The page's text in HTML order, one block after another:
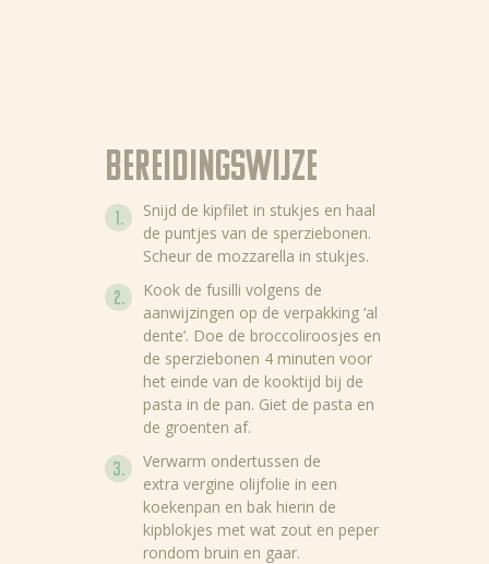
Bereidingswijze
Snijd de kipfilet in stukjes en haal
de puntjes van de sperziebonen.
Scheur de mozzarella in stukjes.
Kook de fusilli volgens de
aanwijzingen op de verpakking ‘al
dente’. Doe de broccoliroosjes en
de sperziebonen 4 minuten voor
het einde van de kooktijd bij de
pasta in de pan. Giet de pasta en
de groenten af.
Verwarm ondertussen de
extra vergine olijfolie in een
koekenpan en bak hierin de
kipblokjes met wat zout en peper
rondom bruin en gaar.